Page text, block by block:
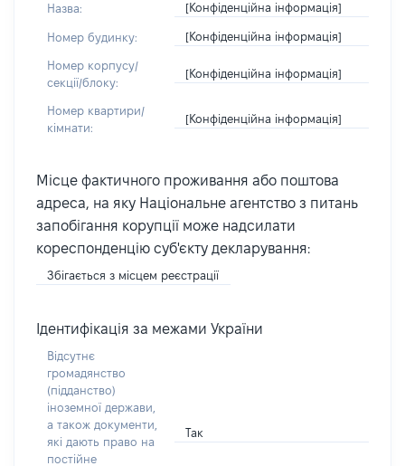
Назва: [Конфіденційна інформація]
Номер будинку: [Конфіденційна інформація]
Номер корпусу/
секції/блоку:
[Конфіденційна інформація]
Номер квартири/
кімнати:
[Конфіденційна інформація]
Місце фактичного проживання або поштова
адреса, на яку Національне агентство з питань
запобігання корупції може надсилати
кореспонденцію суб'єкту декларування:
Збігається з місцем реєстрації
Ідентифікація за межами України
Відсутнє
громадянство
(підданство)
іноземної держави,
а також документи,
які дають право на
постійне
Так